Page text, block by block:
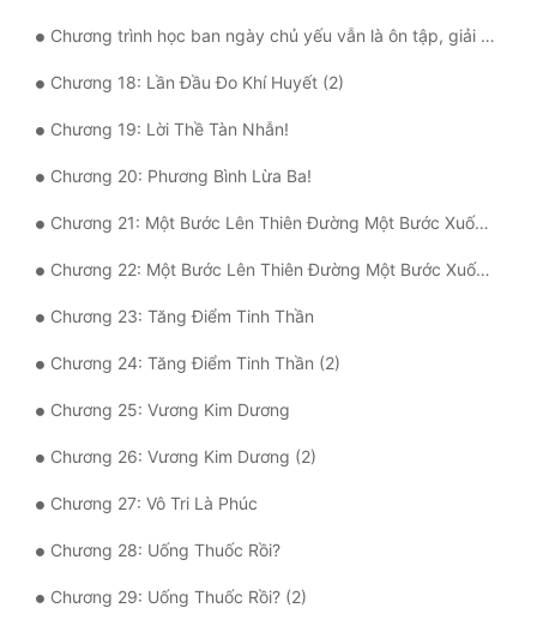
Tu Chân
Tu Tiên
Tội Phạm
Vô Địch
Võ Hiệp
Võng Du
Xuyên Không
Xuyên Nhanh
Xuyên Sách
Xuyên Thư
Điền Văn
Đô Thị
Đông Phương
Chương trình học ban ngày chủ yếu vẫn là ôn tập, giải đề.
Chương 18: Lần Đầu Đo Khí Huyết (2)
Chương 19: Lời Thề Tàn Nhẫn!
Chương 20: Phương Bình Lừa Ba!
Chương 21: Một Bước Lên Thiên Đường Một Bước Xuống Địa Ngục
Chương 22: Một Bước Lên Thiên Đường Một Bước Xuống Địa Ngục (2)
Chương 23: Tăng Điểm Tinh Thần
Chương 24: Tăng Điểm Tinh Thần (2)
Chương 25: Vương Kim Dương
Chương 26: Vương Kim Dương (2)
Chương 27: Vô Tri Là Phúc
Chương 28: Uống Thuốc Rồi?
Chương 29: Uống Thuốc Rồi? (2)